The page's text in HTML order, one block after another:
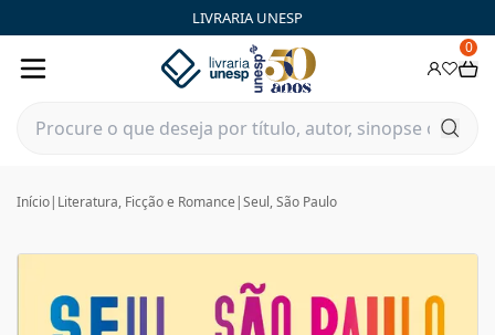
LIVRARIA UNESP
0
Início| Literatura, Ficção e Romance |Seul, São Paulo